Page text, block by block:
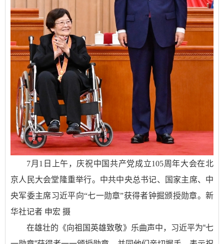
7月1日上午，庆祝中国共产党成立105周年大会在北
京人民大会堂隆重举行。中共中央总书记、国家主席、中
央军委主席习近平向“七一勋章”获得者钟掘颁授勋章。新
华社记者 申宏 摄
在雄壮的《向祖国英雄致敬》乐曲声中，习近平为“七